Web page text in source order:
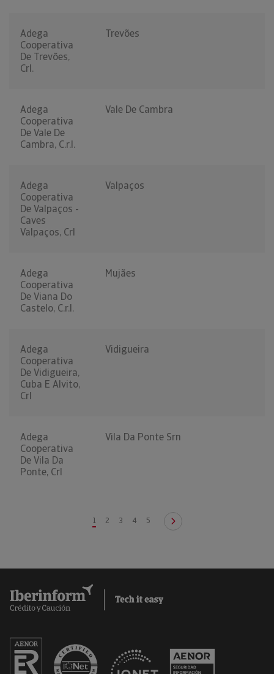
Adega
Cooperativa
De Trevões,
Crl.
Trevões
Adega
Cooperativa
De Vale De
Cambra, C.r.l.
Vale De Cambra
Adega
Cooperativa
De Valpaços -
Caves
Valpaços, Crl
Valpaços
Adega
Cooperativa
De Viana Do
Castelo, C.r.l.
Mujães
Adega
Cooperativa
De Vidigueira,
Cuba E Alvito,
Crl
Vidigueira
Adega
Cooperativa
De Vila Da
Ponte, Crl
Vila Da Ponte Srn
1 2 3 4 5